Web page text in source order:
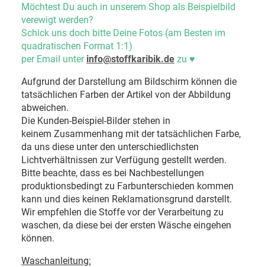
Möchtest Du auch in unserem Shop als Beispielbild
verewigt werden?
Schick uns doch bitte Deine Fotos (am Besten im
quadratischen Format 1:1)
per Email unter info@stoffkaribik.de zu ♥
Aufgrund der Darstellung am Bildschirm können die
tatsächlichen Farben der Artikel von der Abbildung
abweichen.
Die Kunden-Beispiel-Bilder stehen in
keinem Zusammenhang mit der tatsächlichen Farbe,
da uns diese unter den unterschiedlichsten
Lichtverhältnissen zur Verfügung gestellt werden.
Bitte beachte, dass es bei Nachbestellungen
produktionsbedingt zu Farbunterschieden kommen
kann und dies keinen Reklamationsgrund darstellt.
Wir empfehlen die Stoffe vor der Verarbeitung zu
waschen, da diese bei der ersten Wäsche eingehen
können.
Waschanleitung: